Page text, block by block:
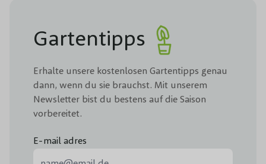
Gartentipps
Erhalte unsere kostenlosen Gartentipps genau
dann, wenn du sie brauchst. Mit unserem
Newsletter bist du bestens auf die Saison
vorbereitet.
E-mail adres